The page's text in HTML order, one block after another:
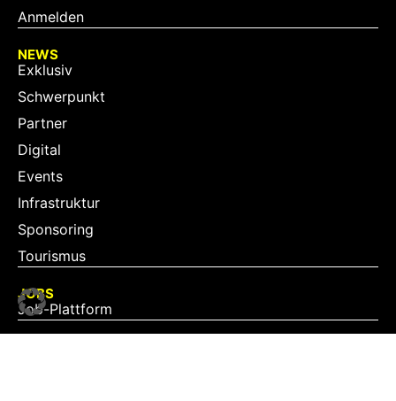
Anmelden
NEWS
Exklusiv
Schwerpunkt
Partner
Digital
Events
Infrastruktur
Sponsoring
Tourismus
JOBS
Job-Plattform